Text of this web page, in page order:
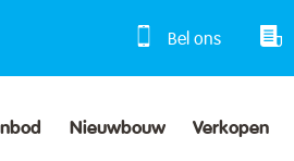
Bel ons
Nieuwbouw Verkopen